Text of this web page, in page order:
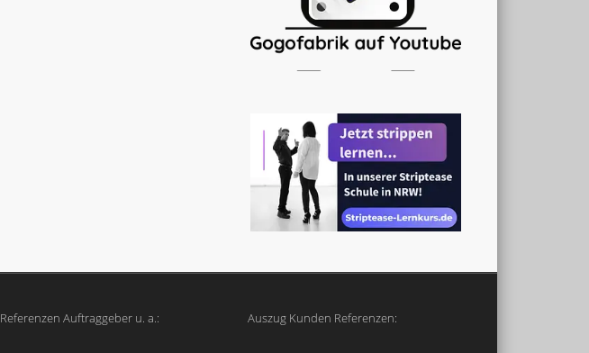
Referenzen Auftraggeber u. a.: Auszug Kunden Referenzen: